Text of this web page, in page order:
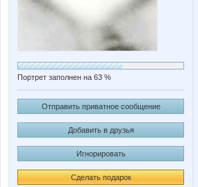
Портрет заполнен на 63 %
Отправить приватное сообщение
Добавить в друзья
Игнорировать
Сделать подарок